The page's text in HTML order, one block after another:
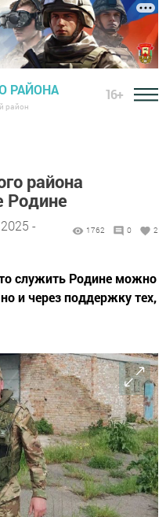
РАЙОНА
район
16+
района
Родине
-
1762 0 2
служить Родине можно
и через поддержку тех,